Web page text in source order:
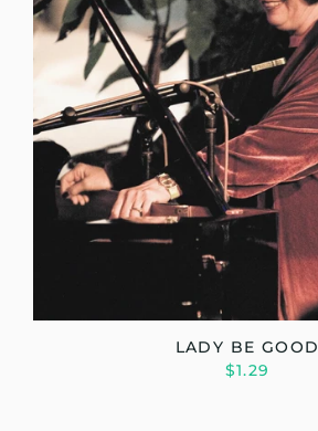
LADY BE GOOD
$1.29